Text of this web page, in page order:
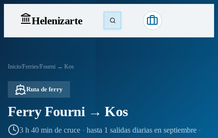
Helenizarte
Inicio/Ferries/Fourni → Kos
Ruta de ferry
Ferry Fourni → Kos
3 h 40 min de cruce · hasta 1 salidas diarias en septiembre ·